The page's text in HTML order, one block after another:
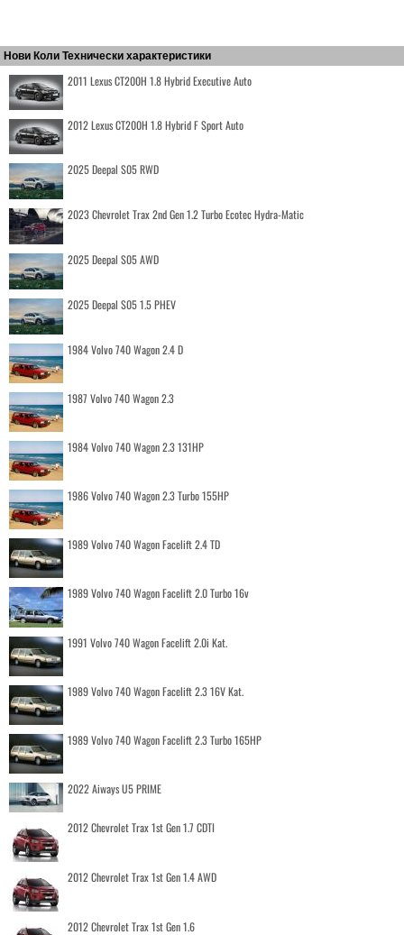
Нови Коли Технически характеристики
2011 Lexus CT200H 1.8 Hybrid Executive Auto
2012 Lexus CT200H 1.8 Hybrid F Sport Auto
2025 Deepal S05 RWD
2023 Chevrolet Trax 2nd Gen 1.2 Turbo Ecotec Hydra-Matic
2025 Deepal S05 AWD
2025 Deepal S05 1.5 PHEV
1984 Volvo 740 Wagon 2.4 D
1987 Volvo 740 Wagon 2.3
1984 Volvo 740 Wagon 2.3 131HP
1986 Volvo 740 Wagon 2.3 Turbo 155HP
1989 Volvo 740 Wagon Facelift 2.4 TD
1989 Volvo 740 Wagon Facelift 2.0 Turbo 16v
1991 Volvo 740 Wagon Facelift 2.0i Kat.
1989 Volvo 740 Wagon Facelift 2.3 16V Kat.
1989 Volvo 740 Wagon Facelift 2.3 Turbo 165HP
2022 Aiways U5 PRIME
2012 Chevrolet Trax 1st Gen 1.7 CDTI
2012 Chevrolet Trax 1st Gen 1.4 AWD
2012 Chevrolet Trax 1st Gen 1.6